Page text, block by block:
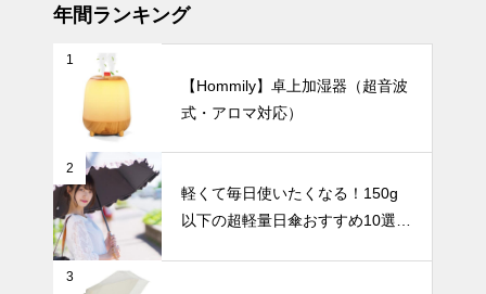
花とアートを
楽しむ暮ら
し。人体モチ
ーフ花瓶が作
る新しいイン
テリア。
暑さ対策
【2025年最
新版】軽くて
年間ランキング
1
【Hommily】卓上加湿器（超音波
式・アロマ対応）
2
軽くて毎日使いたくなる！150g
以下の超軽量日傘おすすめ10選
3